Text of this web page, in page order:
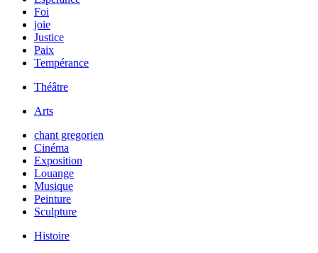
Foi
joie
Justice
Paix
Tempérance
Théâtre
Arts
chant gregorien
Cinéma
Exposition
Louange
Musique
Peinture
Sculpture
Histoire